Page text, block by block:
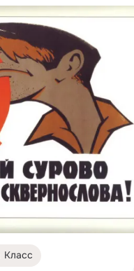
Класс